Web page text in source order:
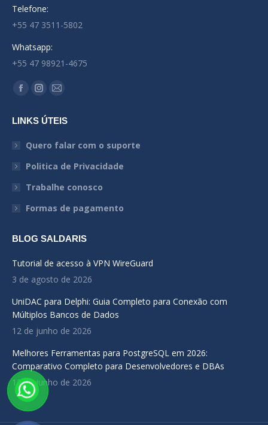
Telefone:
+55 47 3511-5802
Whatsapp:
+55 47 98921-4675
Encontre-nos em:
Facebook
opens
in
window
Instagram
opens
in
window
Mail
opens
in
window
LINKS ÚTEIS
Quero falar com o suporte
Politica de Privacidade
Trabalhe conosco
Formas de pagamento
BLOG SALDARIS
Tutorial de acesso à VPN WireGuard
3 de agosto de 2026
UniDAC para Delphi: Guia Completo para Conexão com
Múltiplos Bancos de Dados
12 de junho de 2026
Melhores Ferramentas para PostgreSQL em 2026:
Comparativo Completo para Desenvolvedores e DBAs
12 de junho de 2026